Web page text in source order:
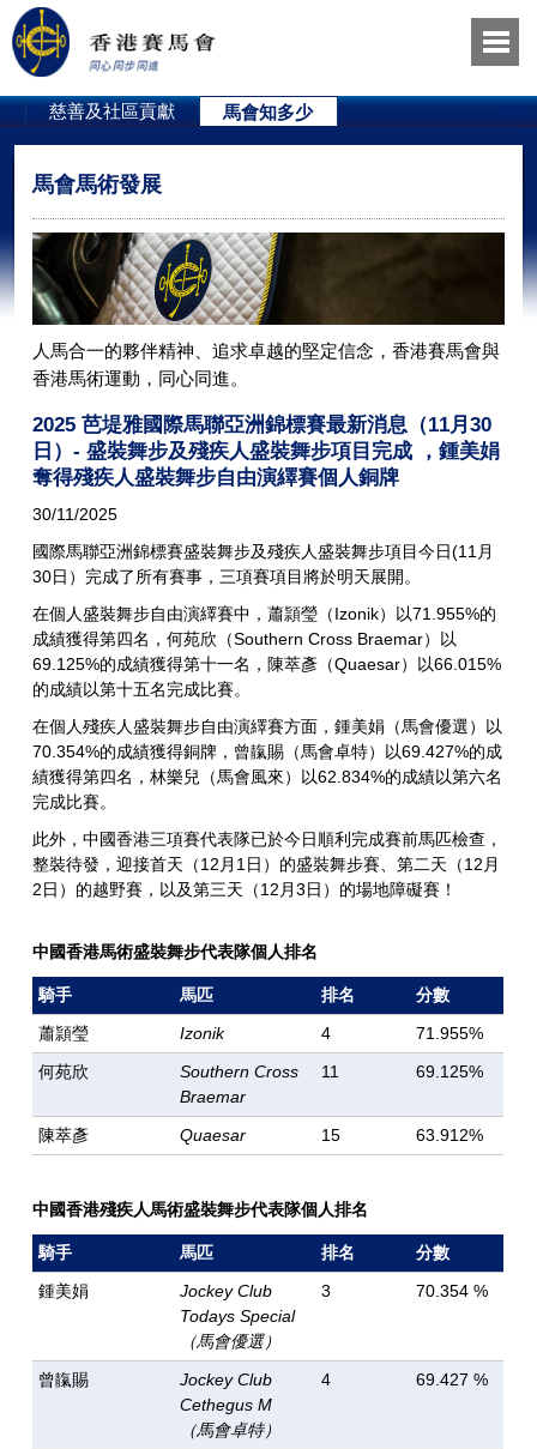
慈善及社區貢獻 馬會知多少
馬會馬術發展
人馬合一的夥伴精神、追求卓越的堅定信念，香港賽馬會與
香港馬術運動，同心同進。
2025 芭堤雅國際馬聯亞洲錦標賽最新消息（11月30
日）- 盛裝舞步及殘疾人盛裝舞步項目完成 ，鍾美娟
奪得殘疾人盛裝舞步自由演繹賽個人銅牌
30/11/2025
國際馬聯亞洲錦標賽盛裝舞步及殘疾人盛裝舞步項目今日(11月
30日）完成了所有賽事，三項賽項目將於明天展開。
在個人盛裝舞步自由演繹賽中，蕭頴瑩（Izonik）以71.955%的
成績獲得第四名，何苑欣（Southern Cross Braemar）以
69.125%的成績獲得第十一名，陳萃彥（Quaesar）以66.015%
的成績以第十五名完成比賽。
在個人殘疾人盛裝舞步自由演繹賽方面，鍾美娟（馬會優選）以
70.354%的成績獲得銅牌，曾靝賜（馬會卓特）以69.427%的成
績獲得第四名，林樂兒（馬會風來）以62.834%的成績以第六名
完成比賽。
此外，中國香港三項賽代表隊已於今日順利完成賽前馬匹檢查，
整裝待發，迎接首天（12月1日）的盛裝舞步賽、第二天（12月
2日）的越野賽，以及第三天（12月3日）的場地障礙賽！
中國香港馬術盛裝舞步代表隊個人排名
騎手 馬匹 排名
分數
蕭頴瑩
Izonik 4
71.955%
何苑欣
Southern Cross
Braemar
11 69.125%
陳萃彥 Quaesar 15 63.912%
中國香港殘疾人馬術盛裝舞步代表隊個人排名
騎手 馬匹 排名
分數
鍾美娟
Jockey Club
Todays Special
（馬會優選）
3 70.354 %
曾靝賜
Jockey Club
Cethegus M
（馬會卓特）
4 69.427 %